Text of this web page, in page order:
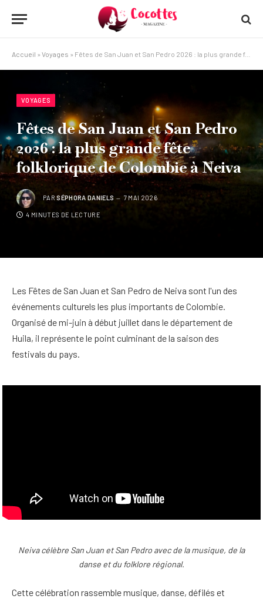
Accueil » Voyages » Fêtes de San Juan et San Pedro 2026 : la plus grande fête folklorique de Colombie à Neiva
VOYAGES
Fêtes de San Juan et San Pedro
2026 : la plus grande fête
folklorique de Colombie à Neiva
PAR SÉPHORA DANIELS 7 MAI 2026
4 MINUTES DE LECTURE
Les Fêtes de San Juan et San Pedro de Neiva sont l'un des
événements culturels les plus importants de Colombie.
Organisé de mi-juin à début juillet dans le département de
Huila, il représente le point culminant de la saison des
festivals du pays.
Neiva célèbre San Juan et San Pedro avec de la musique, de la
danse et du folklore régional.
Cette célébration rassemble musique, danse, défilés et